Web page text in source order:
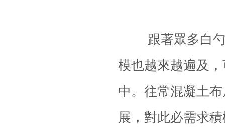
跟著眾多白勺
模也越來越遍及
中。往常混凝土
展，對此必需求